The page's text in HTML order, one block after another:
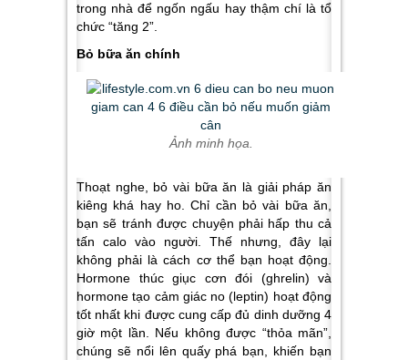
trong nhà để ngốn ngấu hay thậm chí là tổ
chức “tăng 2”.
Bỏ bữa ăn chính
Ảnh minh họa.
Thoạt nghe, bỏ vài bữa ăn là giải pháp ăn
kiêng khá hay ho. Chỉ cần bỏ vài bữa ăn,
bạn sẽ tránh được chuyện phải hấp thu cả
tấn calo vào người. Thế nhưng, đây lại
không phải là cách cơ thể bạn hoạt động.
Hormone thúc giục cơn đói (ghrelin) và
hormone tạo cảm giác no (leptin) hoạt động
tốt nhất khi được cung cấp đủ dinh dưỡng 4
giờ một lần. Nếu không được “thỏa mãn”,
chúng sẽ nổi lên quấy phá bạn, khiến bạn